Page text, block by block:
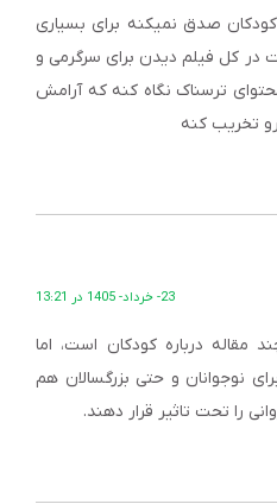
صدق نمیکنه برای بسیاری
در کل فیلم دیدن برای سرگرمی و
ترسناک نگاه کنه که آرامش
تخریب کنه
23- خرداد- 1405 در 13:21
مقاله درباره کودکان است، اما
نوجوانان و حتی بزرگسالان هم
را تحت تاثیر قرار دهند.